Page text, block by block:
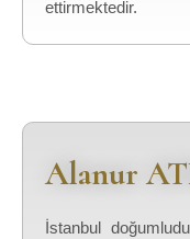
ettirmektedir.
Alanur
İstanbul